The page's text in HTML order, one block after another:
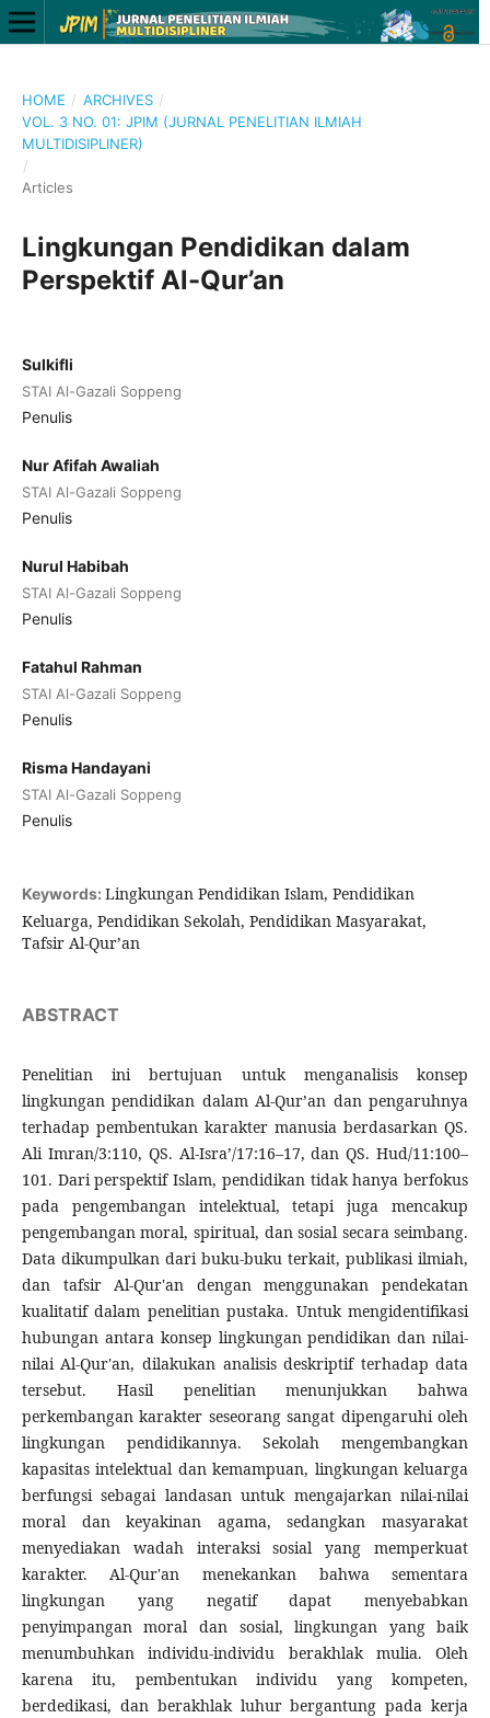
HOME / ARCHIVES /
VOL. 3 NO. 01: JPIM (JURNAL PENELITIAN ILMIAH
MULTIDISIPLINER)
/
Articles
Lingkungan Pendidikan dalam
Perspektif Al-Qur’an
Sulkifli
STAI Al-Gazali Soppeng
Penulis
Nur Afifah Awaliah
STAI Al-Gazali Soppeng
Penulis
Nurul Habibah
STAI Al-Gazali Soppeng
Penulis
Fatahul Rahman
STAI Al-Gazali Soppeng
Penulis
Risma Handayani
STAI Al-Gazali Soppeng
Penulis
Keywords: Lingkungan Pendidikan Islam, Pendidikan
Keluarga, Pendidikan Sekolah, Pendidikan Masyarakat,
Tafsir Al-Qur’an
ABSTRACT
Penelitian ini bertujuan untuk menganalisis konsep
lingkungan pendidikan dalam Al-Qur’an dan pengaruhnya
terhadap pembentukan karakter manusia berdasarkan QS.
Ali Imran/3:110, QS. Al-Isra’/17:16–17, dan QS. Hud/11:100–
101. Dari perspektif Islam, pendidikan tidak hanya berfokus
pada pengembangan intelektual, tetapi juga mencakup
pengembangan moral, spiritual, dan sosial secara seimbang.
Data dikumpulkan dari buku-buku terkait, publikasi ilmiah,
dan tafsir Al-Qur'an dengan menggunakan pendekatan
kualitatif dalam penelitian pustaka. Untuk mengidentifikasi
hubungan antara konsep lingkungan pendidikan dan nilai-
nilai Al-Qur'an, dilakukan analisis deskriptif terhadap data
tersebut. Hasil penelitian menunjukkan bahwa
perkembangan karakter seseorang sangat dipengaruhi oleh
lingkungan pendidikannya. Sekolah mengembangkan
kapasitas intelektual dan kemampuan, lingkungan keluarga
berfungsi sebagai landasan untuk mengajarkan nilai-nilai
moral dan keyakinan agama, sedangkan masyarakat
menyediakan wadah interaksi sosial yang memperkuat
karakter. Al-Qur'an menekankan bahwa sementara
lingkungan yang negatif dapat menyebabkan
penyimpangan moral dan sosial, lingkungan yang baik
menumbuhkan individu-individu berakhlak mulia. Oleh
karena itu, pembentukan individu yang kompeten,
berdedikasi, dan berakhlak luhur bergantung pada kerja